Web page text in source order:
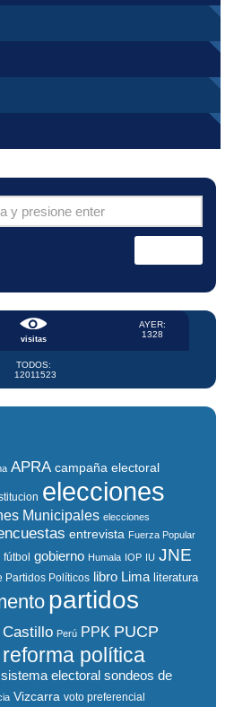
visitas
AYER:
1328
TODOS:
12011523
APRA campaña electoral
elecciones
Municipales elecciones
entrevista Fuerza Popular
fútbol gobierno Humala IOP IU JNE
Partidos Políticos libro Lima literatura
partidos
Castillo Perú PPK PUCP
reforma política
sistema electoral sondeos de
Vizcarra voto preferencial